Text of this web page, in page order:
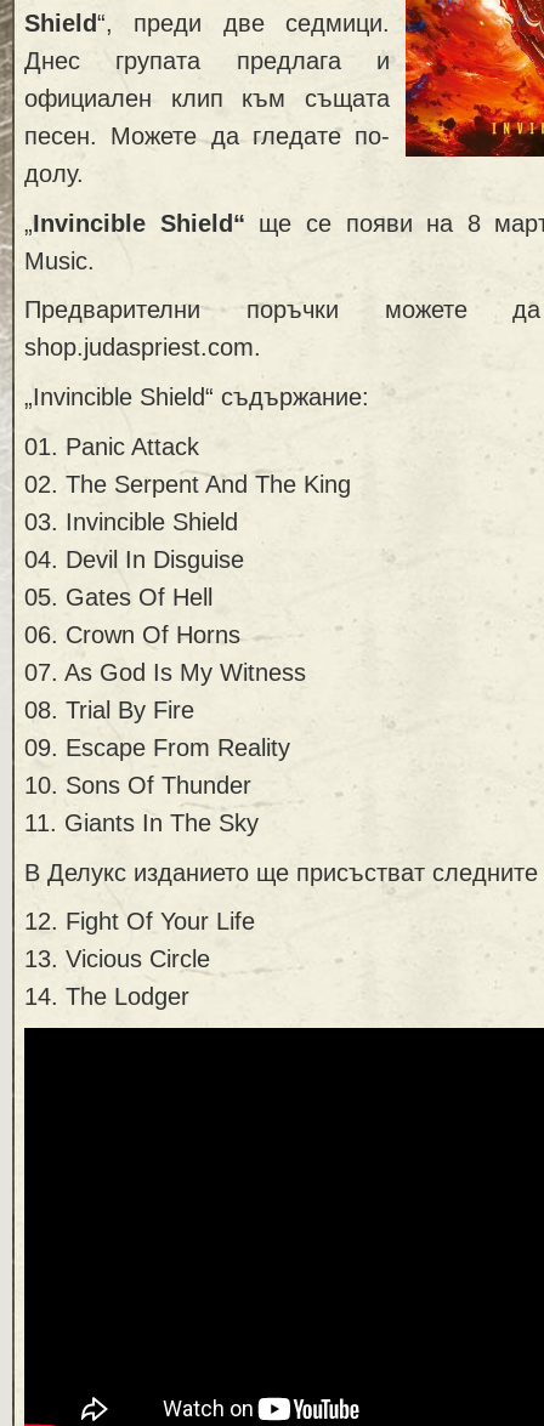
Shield“, преди две седмици.
Днес групата предлага и
официален клип към същата
песен. Можете да гледате по-
долу.
„Invincible Shield“ ще се появи на 8
Music.
Предварителни поръчки можете
shop.judaspriest.com.
„Invincible Shield“ съдържание:
01. Panic Attack
02. The Serpent And The King
03. Invincible Shield
04. Devil In Disguise
05. Gates Of Hell
06. Crown Of Horns
07. As God Is My Witness
08. Trial By Fire
09. Escape From Reality
10. Sons Of Thunder
11. Giants In The Sky
В Делукс изданието ще присъстват следните
12. Fight Of Your Life
13. Vicious Circle
14. The Lodger